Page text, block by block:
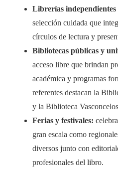
Librerías
selección cuidada que
círculos de lectura y
Bibliotecas públicas y
acceso libre que brindan
académica y programas
referentes destacan la
y la Biblioteca
Ferias y festivales:
gran escala como
diversos junto con
profesionales del libro.